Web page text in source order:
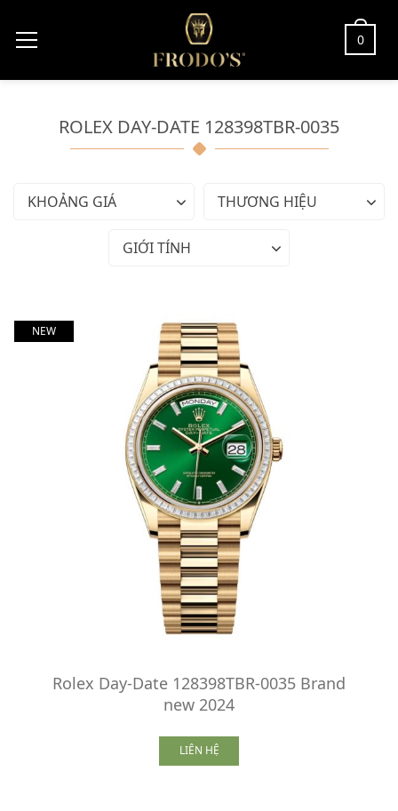
0
ROLEX DAY-DATE 128398TBR-0035
KHOẢNG GIÁ THƯƠNG HIỆU
GIỚI TÍNH
NEW
Rolex Day-Date 128398TBR-0035 Brand
new 2024
LIÊN HỆ